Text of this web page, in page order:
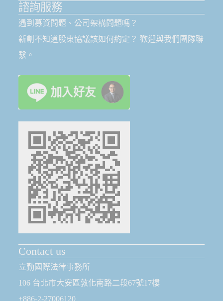
諮詢服務
遇到募資問題、公司架構問題嗎？
新創不知道股東協議該如何約定？ 歡迎與我們團隊聯
繫。
Contact us
立勤國際法律事務所
106 台北市大安區敦化南路二段67號17樓
+886-2-27006120